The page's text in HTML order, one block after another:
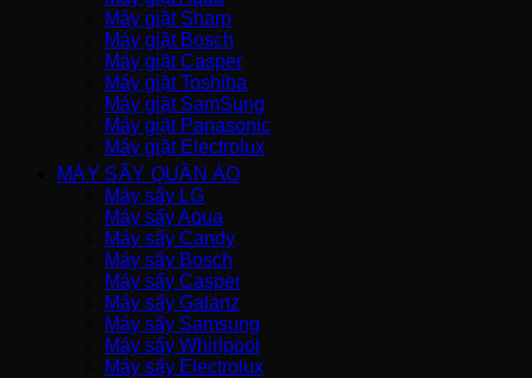
Máy giặt Sharp
Máy giặt Bosch
Máy giặt Casper
Máy giặt Toshiba
Máy giặt SamSung
Máy giặt Panasonic
Máy giặt Electrolux
MÁY SẤY QUẦN ÁO
Máy sấy LG
Máy sấy Aqua
Máy sấy Candy
Máy sấy Bosch
Máy sấy Casper
Máy sấy Galanz
Máy sấy Samsung
Máy sấy Whirlpool
Máy sấy Electrolux